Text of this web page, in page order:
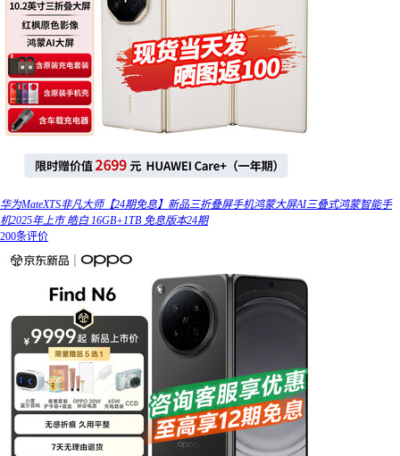
华为MateXTS非凡大师【24期免息】新品三折叠屏手机鸿蒙大屏AI三叠式鸿蒙智能手
机2025年上市 皓白 16GB+1TB 免息版本24期
200条评价